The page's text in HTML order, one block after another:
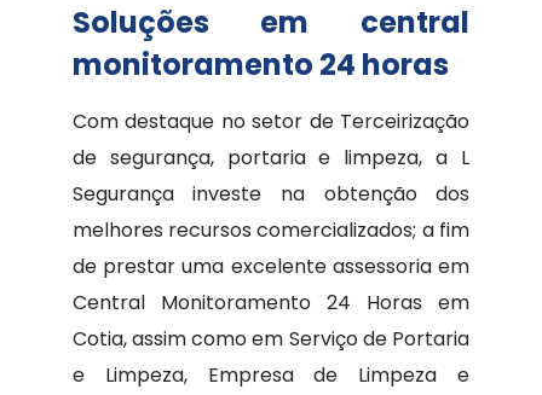
Soluções em central
monitoramento 24 horas
Com destaque no setor de Terceirização
de segurança, portaria e limpeza, a L
Segurança investe na obtenção dos
melhores recursos comercializados; a fim
de prestar uma excelente assessoria em
Central Monitoramento 24 Horas em
Cotia, assim como em Serviço de Portaria
e Limpeza, Empresa de Limpeza e